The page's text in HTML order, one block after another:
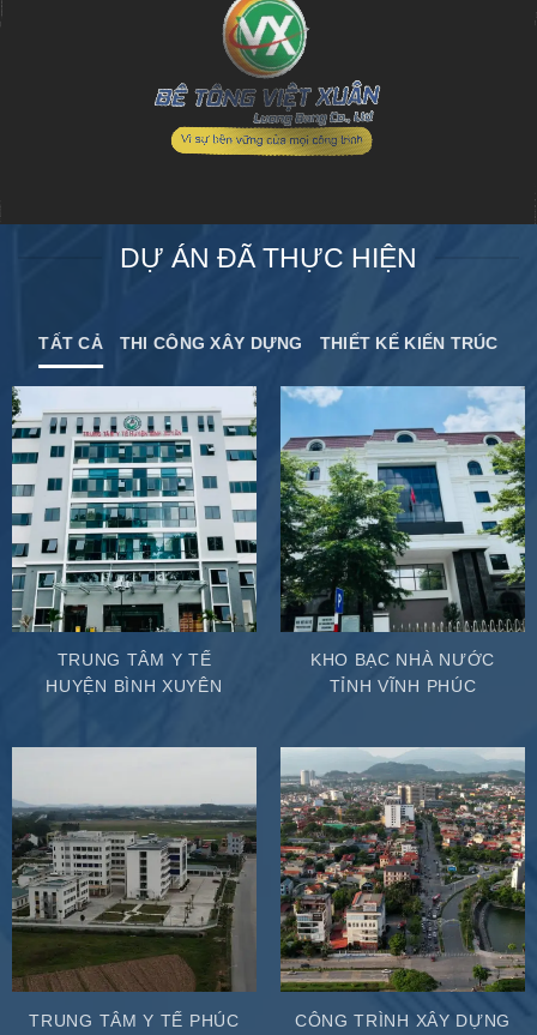
DỰ ÁN ĐÃ THỰC HIỆN
TẤT CẢ THI CÔNG XÂY DỰNG THIẾT KẾ KIẾN TRÚC
TRUNG TÂM Y TẾ
HUYỆN BÌNH XUYÊN
KHO BẠC NHÀ NƯỚC
TỈNH VĨNH PHÚC
TRUNG TÂM Y TẾ PHÚC
CÔNG TRÌNH XÂY DỰNG